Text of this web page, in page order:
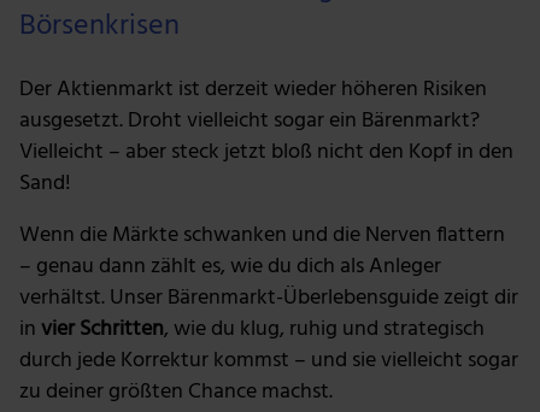
Börsenkrisen
Der Aktienmarkt ist derzeit wieder höheren Risiken
ausgesetzt. Droht vielleicht sogar ein Bärenmarkt?
Vielleicht – aber steck jetzt bloß nicht den Kopf in den
Sand!
Wenn die Märkte schwanken und die Nerven flattern
– genau dann zählt es, wie du dich als Anleger
verhältst. Unser Bärenmarkt-Überlebensguide zeigt dir
invier Schritten, wie du klug, ruhig und strategisch
durch jede Korrektur kommst – und sie vielleicht sogar
zu deiner größten Chance machst.